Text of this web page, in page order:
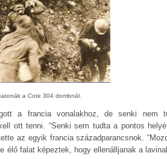
a Cote 304 dombnál.
a francia vonalakhoz, de senki nem
ott tenni. “Senki sem tudta a pontos
az egyik francia századparancsnok.
élő falat képeztek, hogy ellenálljanak a